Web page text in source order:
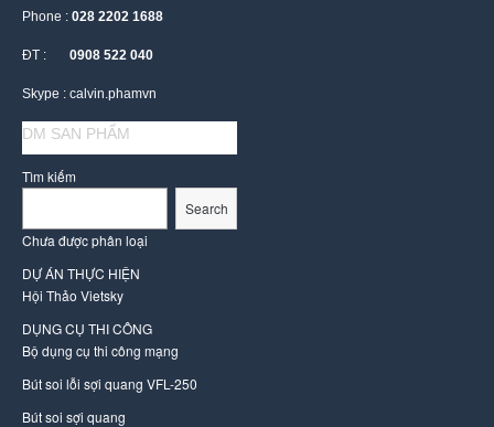
Phone : 028 2202 1688
ĐT : 0908 522 040
Skype : calvin.phamvn
DM SAN PHẨM
Tìm kiếm
Search
Chưa được phân loại
DỰ ÁN THỰC HIỆN
Hội Thảo Vietsky
DỤNG CỤ THI CÔNG
Bộ dụng cụ thi công mạng
Bút soi lỗi sợi quang VFL-250
Bút soi sợi quang